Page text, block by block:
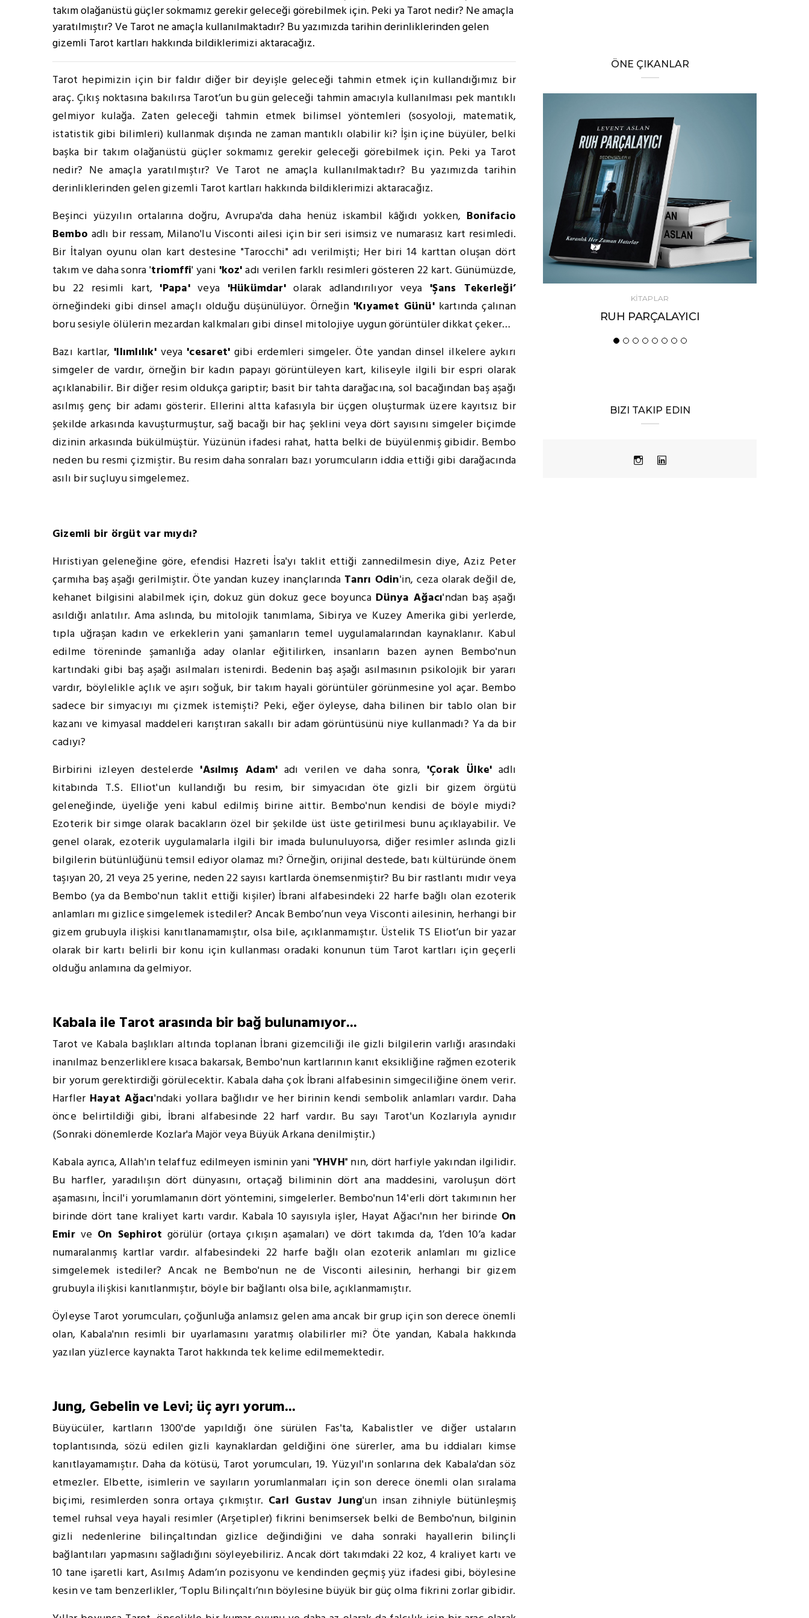
takım olağanüstü güçler sokmamız gerekir geleceği görebilmek için. Peki ya Tarot nedir? Ne amaçla
yaratılmıştır? Ve Tarot ne amaçla kullanılmaktadır? Bu yazımızda tarihin derinliklerinden gelen
gizemli Tarot kartları hakkında bildiklerimizi aktaracağız.
Tarot hepimizin için bir faldır diğer bir deyişle geleceği tahmin etmek için kullandığımız bir
araç. Çıkış noktasına bakılırsa Tarot’un bu gün geleceği tahmin amacıyla kullanılması pek mantıklı
gelmiyor kulağa. Zaten geleceği tahmin etmek bilimsel yöntemleri (sosyoloji, matematik,
istatistik gibi bilimleri) kullanmak dışında ne zaman mantıklı olabilir ki? İşin içine büyüler, belki
başka bir takım olağanüstü güçler sokmamız gerekir geleceği görebilmek için. Peki ya Tarot
nedir? Ne amaçla yaratılmıştır? Ve Tarot ne amaçla kullanılmaktadır? Bu yazımızda tarihin
derinliklerinden gelen gizemli Tarot kartları hakkında bildiklerimizi aktaracağız.
Beşinci yüzyılın ortalarına doğru, Avrupa'da daha henüz iskambil kâğıdı yokken, Bonifacio
Bembo adlı bir ressam, Milano'lu Visconti ailesi için bir seri isimsiz ve numarasız kart resimledi.
Bir İtalyan oyunu olan kart destesine "Tarocchi" adı verilmişti; Her biri 14 karttan oluşan dört
takım ve daha sonra 'triomffi' yani 'koz'adı verilen farklı resimleri gösteren 22 kart. Günümüzde,
bu 22 resimli kart, 'Papa'veya 'Hükümdar'olarak adlandırılıyor veya 'Şans Tekerleği’
örneğindeki gibi dinsel amaçlı olduğu düşünülüyor. Örneğin 'Kıyamet Günü'kartında çalınan
boru sesiyle ölülerin mezardan kalkmaları gibi dinsel mitolojiye uygun görüntüler dikkat çeker…
Bazı kartlar, 'Ilımlılık'veya 'cesaret' gibi erdemleri simgeler. Öte yandan dinsel ilkelere aykırı
simgeler de vardır, örneğin bir kadın papayı görüntüleyen kart, kiliseyle ilgili bir espri olarak
açıklanabilir. Bir diğer resim oldukça gariptir; basit bir tahta darağacına, sol bacağından baş aşağı
asılmış genç bir adamı gösterir. Ellerini altta kafasıyla bir üçgen oluşturmak üzere kayıtsız bir
şekilde arkasında kavuşturmuştur, sağ bacağı bir haç şeklini veya dört sayısını simgeler biçimde
dizinin arkasında bükülmüştür. Yüzünün ifadesi rahat, hatta belki de büyülenmiş gibidir. Bembo
neden bu resmi çizmiştir. Bu resim daha sonraları bazı yorumcuların iddia ettiği gibi darağacında
asılı bir suçluyu simgelemez.
Gizemli bir örgüt var mıydı?
Hıristiyan geleneğine göre, efendisi Hazreti İsa'yı taklit ettiği zannedilmesin diye, Aziz Peter
çarmıha baş aşağı gerilmiştir. Öte yandan kuzey inançlarında Tanrı Odin'in, ceza olarak değil de,
kehanet bilgisini alabilmek için, dokuz gün dokuz gece boyunca Dünya Ağacı'ndan baş aşağı
asıldığı anlatılır. Ama aslında, bu mitolojik tanımlama, Sibirya ve Kuzey Amerika gibi yerlerde,
tıpla uğraşan kadın ve erkeklerin yani şamanların temel uygulamalarından kaynaklanır. Kabul
edilme töreninde şamanlığa aday olanlar eğitilirken, insanların bazen aynen Bembo'nun
kartındaki gibi baş aşağı asılmaları istenirdi. Bedenin baş aşağı asılmasının psikolojik bir yararı
vardır, böylelikle açlık ve aşırı soğuk, bir takım hayali görüntüler görünmesine yol açar. Bembo
sadece bir simyacıyı mı çizmek istemişti? Peki, eğer öyleyse, daha bilinen bir tablo olan bir
kazanı ve kimyasal maddeleri karıştıran sakallı bir adam görüntüsünü niye kullanmadı? Ya da bir
cadıyı?
Birbirini izleyen destelerde 'Asılmış Adam' adı verilen ve daha sonra, 'Çorak Ülke' adlı
kitabında T.S. Elliot'un kullandığı bu resim, bir simyacıdan öte gizli bir gizem örgütü
geleneğinde, üyeliğe yeni kabul edilmiş birine aittir. Bembo'nun kendisi de böyle miydi?
Ezoterik bir simge olarak bacakların özel bir şekilde üst üste getirilmesi bunu açıklayabilir. Ve
genel olarak, ezoterik uygulamalarla ilgili bir imada bulunuluyorsa, diğer resimler aslında gizli
bilgilerin bütünlüğünü temsil ediyor olamaz mı? Örneğin, orijinal destede, batı kültüründe önem
taşıyan 20, 21 veya 25 yerine, neden 22 sayısı kartlarda önemsenmiştir? Bu bir rastlantı mıdır veya
Bembo (ya da Bembo'nun taklit ettiği kişiler) İbrani alfabesindeki 22 harfe bağlı olan ezoterik
anlamları mı gizlice simgelemek istediler? Ancak Bembo’nun veya Visconti ailesinin, herhangi bir
gizem grubuyla ilişkisi kanıtlanamamıştır, olsa bile, açıklanmamıştır. Üstelik TS Eliot’un bir yazar
olarak bir kartı belirli bir konu için kullanması oradaki konunun tüm Tarot kartları için geçerli
olduğu anlamına da gelmiyor.
Kabala ile Tarot arasında bir bağ bulunamıyor...
Tarot ve Kabala başlıkları altında toplanan İbrani gizemciliği ile gizli bilgilerin varlığı arasındaki
inanılmaz benzerliklere kısaca bakarsak, Bembo'nun kartlarının kanıt eksikliğine rağmen ezoterik
bir yorum gerektirdiği görülecektir. Kabala daha çok İbrani alfabesinin simgeciliğine önem verir.
Harfler Hayat Ağacı'ndaki yollara bağlıdır ve her birinin kendi sembolik anlamları vardır. Daha
önce belirtildiği gibi, İbrani alfabesinde 22 harf vardır. Bu sayı Tarot'un Kozlarıyla aynıdır
(Sonraki dönemlerde Kozlar'a Majör veya Büyük Arkana denilmiştir.)
Kabala ayrıca, Allah'ın telaffuz edilmeyen isminin yani "YHVH" nın, dört harfiyle yakından ilgilidir.
Bu harfler, yaradılışın dört dünyasını, ortaçağ biliminin dört ana maddesini, varoluşun dört
aşamasını, İncil'i yorumlamanın dört yöntemini, simgelerler. Bembo'nun 14'erli dört takımının her
birinde dört tane kraliyet kartı vardır. Kabala 10 sayısıyla işler, Hayat Ağacı'nın her birinde On
Emirve On Sephirot görülür (ortaya çıkışın aşamaları) ve dört takımda da, 1’den 10’a kadar
numaralanmış kartlar vardır. alfabesindeki 22 harfe bağlı olan ezoterik anlamları mı gizlice
simgelemek istediler? Ancak ne Bembo'nun ne de Visconti ailesinin, herhangi bir gizem
grubuyla ilişkisi kanıtlanmıştır, böyle bir bağlantı olsa bile, açıklanmamıştır.
Öyleyse Tarot yorumcuları, çoğunluğa anlamsız gelen ama ancak bir grup için son derece önemli
olan, Kabala'nın resimli bir uyarlamasını yaratmış olabilirler mi? Öte yandan, Kabala hakkında
yazılan yüzlerce kaynakta Tarot hakkında tek kelime edilmemektedir.
Jung, Gebelin ve Levi; üç ayrı yorum...
Büyücüler, kartların 1300'de yapıldığı öne sürülen Fas'ta, Kabalistler ve diğer ustaların
toplantısında, sözü edilen gizli kaynaklardan geldiğini öne sürerler, ama bu iddiaları kimse
kanıtlayamamıştır. Daha da kötüsü, Tarot yorumcuları, 19. Yüzyıl'ın sonlarına dek Kabala'dan söz
etmezler. Elbette, isimlerin ve sayıların yorumlanmaları için son derece önemli olan sıralama
biçimi, resimlerden sonra ortaya çıkmıştır. Carl Gustav Jung'un insan zihniyle bütünleşmiş
temel ruhsal veya hayali resimler (Arşetipler) fikrini benimsersek belki de Bembo'nun, bilginin
gizli nedenlerine bilinçaltından gizlice değindiğini ve daha sonraki hayallerin bilinçli
bağlantıları yapmasını sağladığını söyleyebiliriz. Ancak dört takımdaki 22 koz, 4 kraliyet kartı ve
10 tane işaretli kart, Asılmış Adam’ın pozisyonu ve kendinden geçmiş yüz ifadesi gibi, böylesine
kesin ve tam benzerlikler, ‘Toplu Bilinçaltı’nın böylesine büyük bir güç olma fikrini zorlar gibidir.
ÖNE ÇIKANLAR
KİTAPLAR
KASABANIN TANRILARI
BIZI TAKIP EDIN